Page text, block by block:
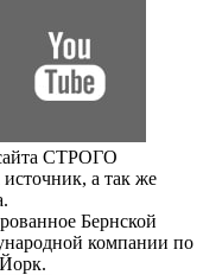
СТРОГО
а так же
Бернской
компании по